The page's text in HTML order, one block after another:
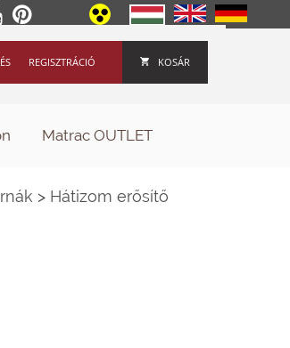
KOSÁR
REGISZTRÁCIÓ
Matrac OUTLET
> Hátizom erősítő